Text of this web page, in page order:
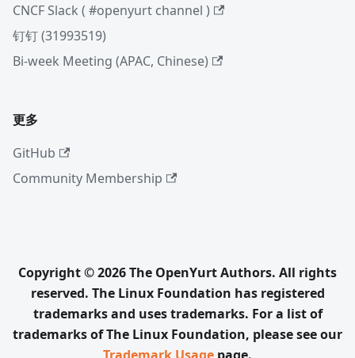
CNCF Slack ( #openyurt channel )
钉钉 (31993519)
Bi-week Meeting (APAC, Chinese)
更多
GitHub
Community Membership
Copyright © 2026 The OpenYurt Authors. All rights
reserved. The Linux Foundation has registered
trademarks and uses trademarks. For a list of
trademarks of The Linux Foundation, please see our